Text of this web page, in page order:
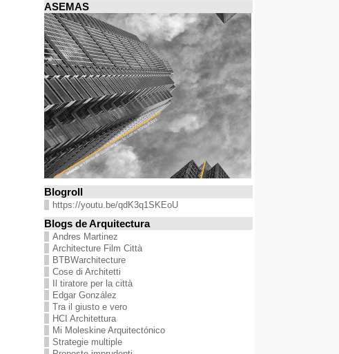
ASEMAS
Blogroll
https://youtu.be/qdK3q1SKEoU
Blogs de Arquitectura
Andres Martinez
Architecture Film Città
BTBWarchitecture
Cose di Architetti
Il tiratore per la città
Edgar González
Tra il giusto e vero
HCI Architettura
Mi Moleskine Arquitectónico
Strategie multiple